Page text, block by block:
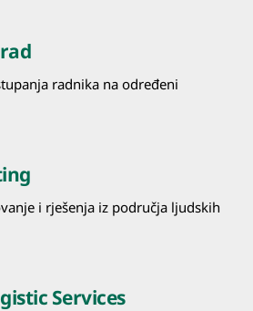
radnika na određeni
i rješenja iz područja ljudskih
Services